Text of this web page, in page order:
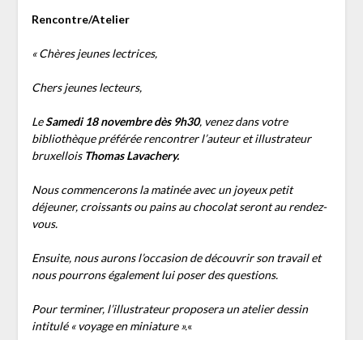
Rencontre/Atelier
« Chères jeunes lectrices,
Chers jeunes lecteurs,
LeSamedi 18 novembre dès 9h30, venez dans votre
bibliothèque préférée rencontrer l’auteur et illustrateur
bruxellois Thomas Lavachery.
Nous commencerons la matinée avec un joyeux petit
déjeuner, croissants ou pains au chocolat seront au rendez-
vous.
Ensuite, nous aurons l’occasion de découvrir son travail et
nous pourrons également lui poser des questions.
Pour terminer, l’illustrateur proposera un atelier dessin
intitulé « voyage en miniature ».«